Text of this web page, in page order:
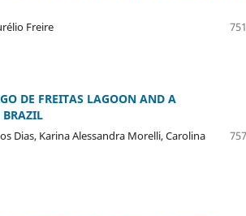
Freire
DE FREITAS LAGOON AND A
BRAZIL
Dias, Karina Alessandra Morelli, Carolina